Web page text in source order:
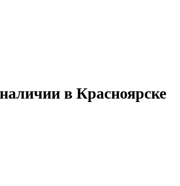
в Красноярске